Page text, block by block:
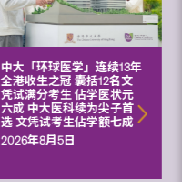
中大「环球医学」连续13年
全港收生之冠 囊括12名文
凭试满分考生 佔学医状元
六成 中大医科续为尖子首
选 文凭试考生佔学额七成
2026年8月5日